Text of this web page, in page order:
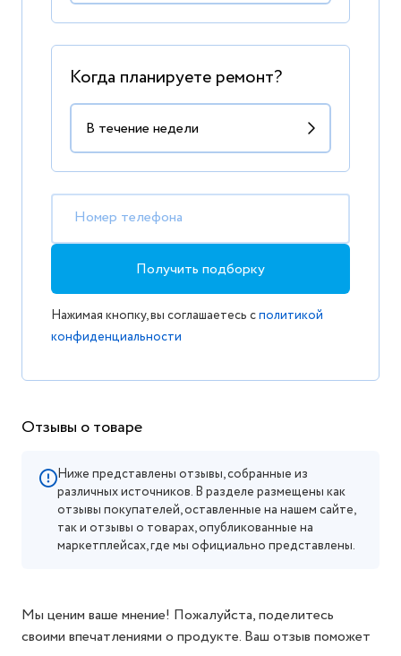
Когда планируете ремонт?
Номер телефона
Получить подборку
Нажимая кнопку, вы соглашаетесь сполитикой
конфиденциальности
Отзывы о товаре
Ниже представлены отзывы, собранные из
различных источников. В разделе размещены как
отзывы покупателей, оставленные на нашем сайте,
так и отзывы о товарах, опубликованные на
маркетплейсах, где мы официально представлены.
Мы ценим ваше мнение! Пожалуйста, поделитесь
своими впечатлениями о продукте. Ваш отзыв поможет